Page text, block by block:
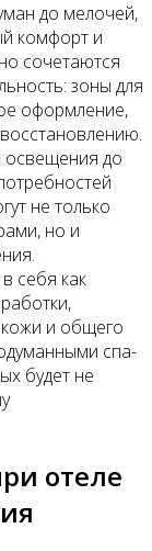
до мелочей,
комфорт и
сочетаются
зоны для
оформление,
освещения до
не только
но и
себя как
и общего
спа-
будет не
отеле